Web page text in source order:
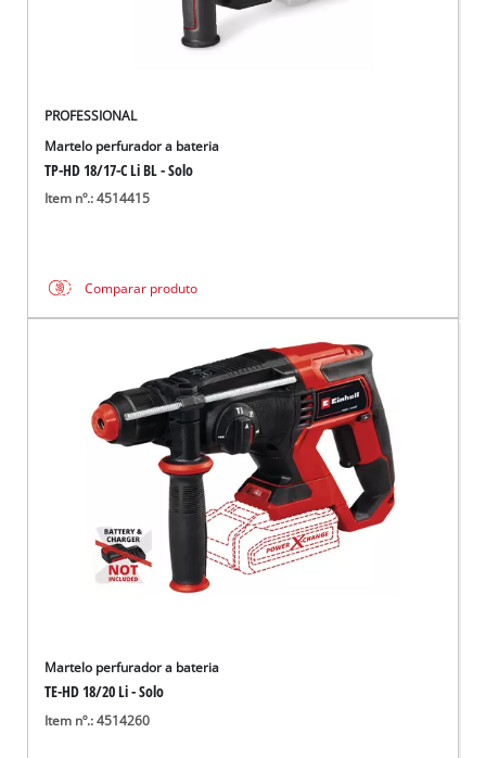
PROFESSIONAL
Martelo perfurador a bateria
TP-HD 18/17-C Li BL - Solo
Item nº.: 4514415
Comparar produto
Martelo perfurador a bateria
TE-HD 18/20 Li - Solo
Item nº.: 4514260